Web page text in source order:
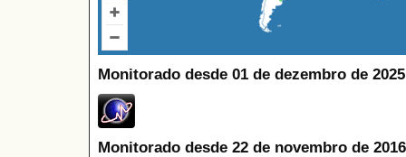
Monitorado desde 01 de dezembro de
Monitorado desde 22 de novembro de